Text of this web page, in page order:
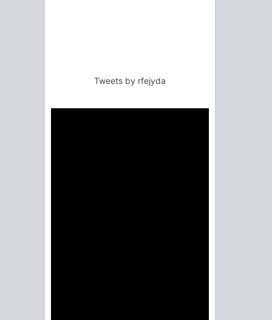
Tweets by rfejyda